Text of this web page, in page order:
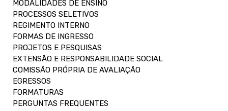
MODALIDADES DE ENSINO
PROCESSOS SELETIVOS
REGIMENTO INTERNO
FORMAS DE INGRESSO
PROJETOS E PESQUISAS
EXTENSÃO E RESPONSABILIDADE SOCIAL
COMISSÃO PRÓPRIA DE AVALIAÇÃO
EGRESSOS
FORMATURAS
PERGUNTAS FREQUENTES